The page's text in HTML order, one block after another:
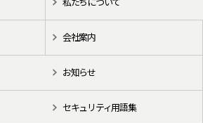
会社案内
お知らせ
セキュリティ用語集